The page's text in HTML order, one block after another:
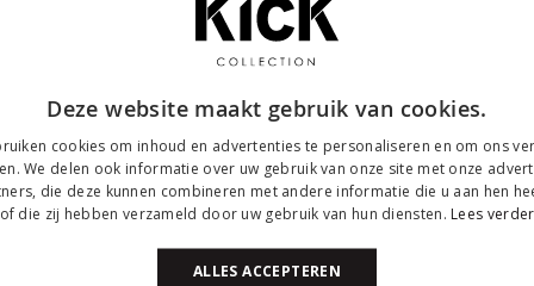
staan, waarbij de woonkamer het meest voor de hand ligt.
je bijvoorbeeld ook in de slaapkamer neer, als blikvanger in
soorten poten. Zo heeft de fauteuil Lola dunne
Deze website maakt gebruik van cookies.
cookies om inhoud en advertenties te personaliseren en om ons
We delen ook informatie over uw gebruik van onze site met onze
die deze kunnen combineren met andere informatie die u aan hen
of die zij hebben verzameld door uw gebruik van hun diensten. Lees verder
ALLES ACCEPTEREN